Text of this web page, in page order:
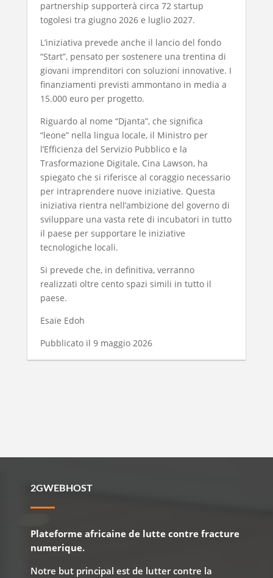
partnership supporterà circa 72 startup
togolesi tra giugno 2026 e luglio 2027.
L’iniziativa prevede anche il lancio del fondo
“Start”, pensato per sostenere una trentina di
giovani imprenditori con soluzioni innovative. I
finanziamenti previsti ammontano in media a
15.000 euro per progetto.
Riguardo al nome “Djanta”, che significa
“leone” nella lingua locale, il Ministro per
l’Efficienza del Servizio Pubblico e la
Trasformazione Digitale, Cina Lawson, ha
spiegato che si riferisce al coraggio necessario
per intraprendere nuove iniziative. Questa
iniziativa rientra nell’ambizione del governo di
sviluppare una vasta rete di incubatori in tutto
il paese per supportare le iniziative
tecnologiche locali.
Si prevede che, in definitiva, verranno
realizzati oltre cento spazi simili in tutto il
paese.
Esaïe Edoh
Pubblicato il 9 maggio 2026
2GWEBHOST
Plateforme africaine de lutte contre fracture
numerique.
Notre but principal est de lutter contre la